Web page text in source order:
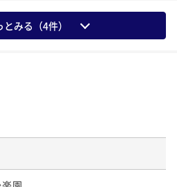
¥ 30,590 ~
済可
IN 13:00 - 29:00 OUT11:00
ポイント即利用で最大5％OFF
う！】ドーミーインスタン
＞
ポイント即利用で
とみる（4件）